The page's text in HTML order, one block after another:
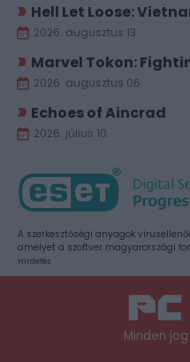
Hell Let Loose:
2026. augusztus 13.
Marvel Tokon:
2026. augusztus 06.
Echoes of Aincrad
2026. július 10.
A szerkesztőségi anyagok
amelyet a szoftver magyarországi
Hirdetés
Minden